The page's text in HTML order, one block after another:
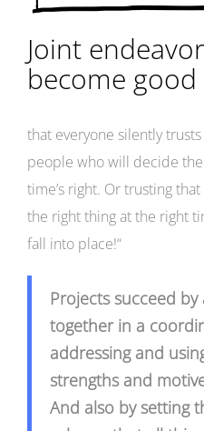
Joint
become
that everyone silently
people who will decide
time’s right. Or trusting
the right thing at the right
fall into place!“
Projects succeed
together in a
addressing and
strengths and
And also by setting